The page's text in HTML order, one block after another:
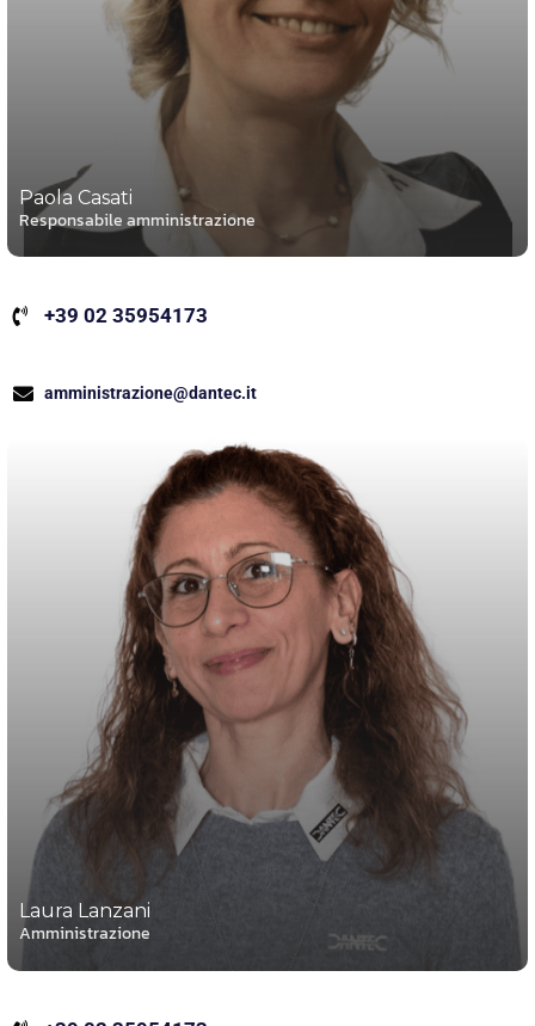
Paola Casati
Responsabile amministrazione
+39 02 35954173
amministrazione@dantec.it
Laura Lanzani
Amministrazione